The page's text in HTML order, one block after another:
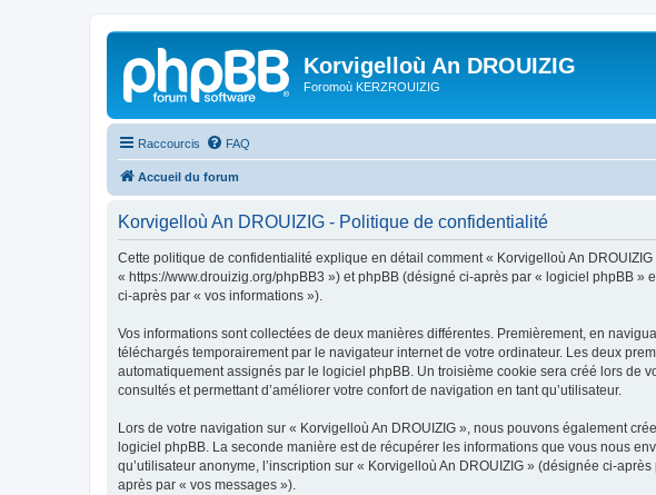
Korvigelloù An DROUIZIG
Foromoù KERZROUIZIG
Raccourcis FAQ
Accueil du forum
Korvigelloù An DROUIZIG - Politique de confidentialité
Cette politique de confidentialité explique en détail comment « Korvigelloù An
« https://www.drouizig.org/phpBB3 ») et phpBB (désigné ci-après par « logiciel phpBB
ci-après par « vos informations »).
Vos informations sont collectées de deux manières différentes. Premièrement, en
téléchargés temporairement par le navigateur internet de votre ordinateur. Les deux
automatiquement assignés par le logiciel phpBB. Un troisième cookie sera créé lors de
consultés et permettant d’améliorer votre confort de navigation en tant qu’utilisateur.
Lors de votre navigation sur « Korvigelloù An DROUIZIG », nous pouvons également
logiciel phpBB. La seconde manière est de récupérer les informations que vous nous
qu’utilisateur anonyme, l’inscription sur « Korvigelloù An DROUIZIG » (désignée ci-
après par « vos messages »).